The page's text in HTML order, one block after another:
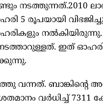
നടത്തുന്നത്.2010
5 രൂപയായി
നടത്താറുള്ളത്. ഇത്
വന്നത്. ബാങ്കിന്റെ
വർധിച്ച് 7311